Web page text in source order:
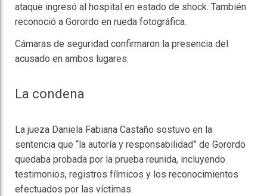
ataque ingresó al hospital en estado de shock. También
reconoció a Gorordo en rueda fotográfica.
Cámaras de seguridad confirmaron la presencia del
acusado en ambos lugares.
La condena
La jueza Daniela Fabiana Castaño sostuvo en la
sentencia que “la autoría y responsabilidad” de Gorordo
quedaba probada por la prueba reunida, incluyendo
testimonios, registros fílmicos y los reconocimientos
efectuados por las víctimas.